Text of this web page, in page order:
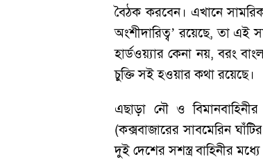
বৈঠক করবেন। এখানে
অংশীদারিত্ব’ রয়েছে, তা এই
হার্ডওয়্যার কেনা নয়, বরং
চুক্তি সই হওয়ার কথা রয়েছে।
এছাড়া নৌ ও
(কক্সবাজারের সাবমেরিন
দুই দেশের সশস্ত্র বাহিনীর